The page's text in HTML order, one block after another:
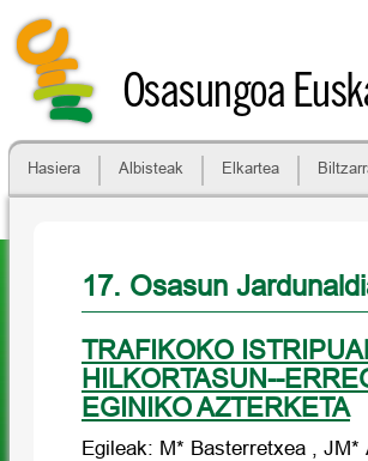
Osasungoa
Hasiera Albisteak Elkartea
17. Osasun
TRAFIKOKO
HILKORTASUN--
EGINIKO AZTERKETA
Egileak: M* Basterretxea ,